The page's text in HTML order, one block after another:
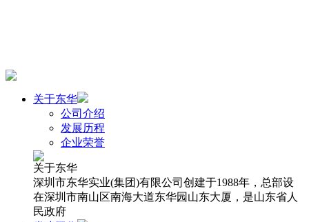
关于东华
公司介绍
发展历程
企业荣誉
关于东华
深圳市东华实业(集团)有限公司创建于1988年，总部设
在深圳市南山区南海大道东华园山东大厦，是山东省人
民政府